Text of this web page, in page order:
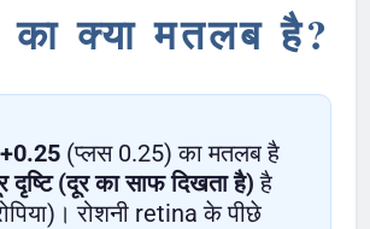
का क्या मतलब है?
+0.25 (प्लस 0.25) का मतलब है
दृष्टि (दूर का साफ दिखता है) है
रोशनी retina के पीछे